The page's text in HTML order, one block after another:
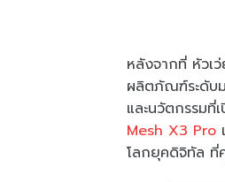
หลังจากที่ หัวเ
ผลิตภัณฑ์ระดับ
และนวัตกรรมที่
Mesh X3 Pro
โลกยุคดิจิทัล ที่